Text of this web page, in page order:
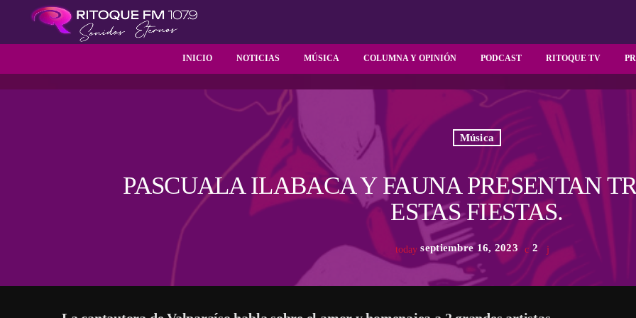
INICIO NOTICIAS MÚSICA COLUMNA Y OPINIÓN PODCAST RITOQUE TV
Música
PASCUALA ILABACA Y FAUNA PRESENTAN
ESTAS FIESTAS.
today septiembre 16, 2023 2